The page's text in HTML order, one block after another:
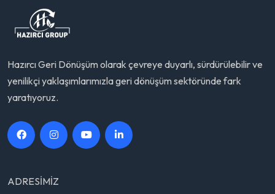
Hazırcı Geri Dönüşüm olarak çevreye duyarlı, sürdürülebilir ve
yenilikçi yaklaşımlarımızla geri dönüşüm sektöründe fark
yaratıyoruz.
ADRESIMIZ